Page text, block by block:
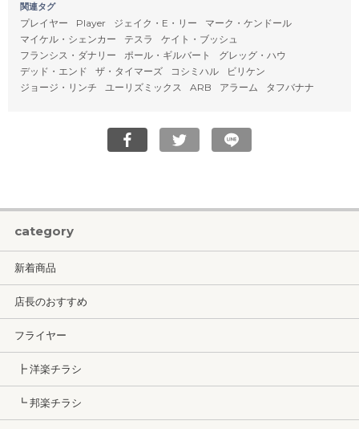
関連タグ
プレイヤー Player ジェイク・E・リー
マーク・ケンドール
マイケル・シェンカー
テスラ
ケイト・ブッシュ
フランシス・ダナリー
ポール・ギルバート
グレッグ・ハウ
デッド・エンド
ザ・タイマーズ コシミハル
ビリケン
ジョージ・リンチ
ユーリズミックス ARB アラーム タフバナナ
category
新着商品
店長のおすすめ
フライヤー
┣ 洋楽チラシ
┗ 邦楽チラシ